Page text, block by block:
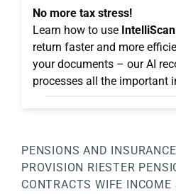
No more tax stress!
Learn how to use IntelliScan
return faster and more
your documents – our AI
processes all the important
PENSIONS AND INSURANCE
PROVISION RIESTER
CONTRACTS WIFE INCOME